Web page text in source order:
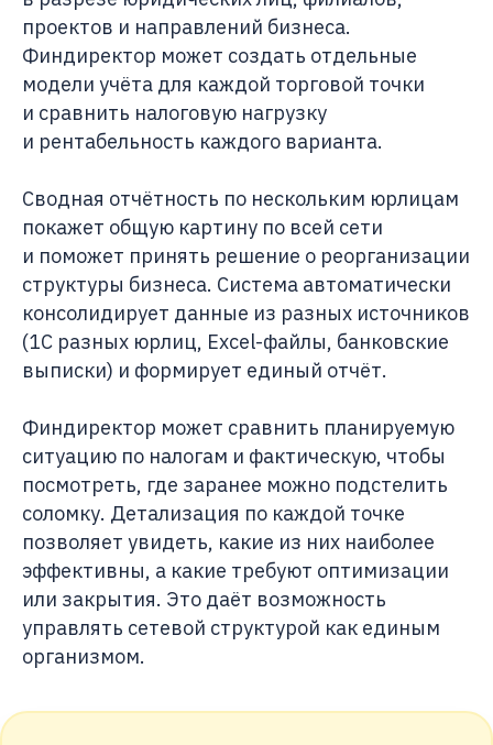
проектов и направлений бизнеса.
Финдиректор может создать отдельные
модели учёта для каждой торговой точки
и сравнить налоговую нагрузку
и рентабельность каждого варианта.
Сводная отчётность по нескольким юрлицам
покажет общую картину по всей сети
и поможет принять решение о реорганизации
структуры бизнеса. Система автоматически
консолидирует данные из разных источников
(1С разных юрлиц, Excel-файлы, банковские
выписки) и формирует единый отчёт.
Финдиректор может сравнить планируемую
ситуацию по налогам и фактическую, чтобы
посмотреть, где заранее можно подстелить
соломку. Детализация по каждой точке
позволяет увидеть, какие из них наиболее
эффективны, а какие требуют оптимизации
или закрытия. Это даёт возможность
управлять сетевой структурой как единым
организмом.